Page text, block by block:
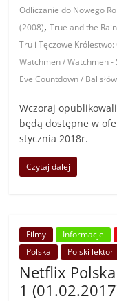
Odliczanie do Nowego
(2008),True and the
Tru i Tęczowe
Watchmen / Watchmen -
Eve Countdown / Bal
Wczoraj
będą dostępne w
stycznia 2018r.
Czytaj dalej
Filmy Informacje
Polska
Polski lektor
Netflix
1